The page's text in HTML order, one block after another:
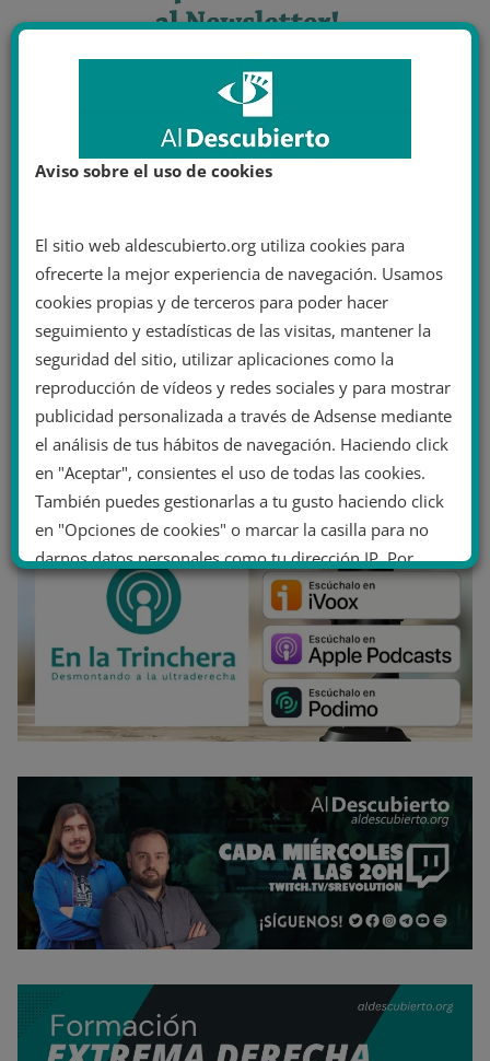
Aviso sobre el uso de cookies
El sitio web aldescubierto.org utiliza cookies para
ofrecerte la mejor experiencia de navegación. Usamos
cookies propias y de terceros para poder hacer
seguimiento y estadísticas de las visitas, mantener la
seguridad del sitio, utilizar aplicaciones como la
reproducción de vídeos y redes sociales y para mostrar
publicidad personalizada a través de Adsense mediante
el análisis de tus hábitos de navegación. Haciendo click
en "Aceptar", consientes el uso de todas las cookies.
También puedes gestionarlas a tu gusto haciendo click
en "Opciones de cookies" o marcar la casilla para no
darnos datos personales como tu dirección IP. Por
último, puedes leer nuestra Política de cookies.
No dar mi información personal
Opciones de cookies Aceptar cookies